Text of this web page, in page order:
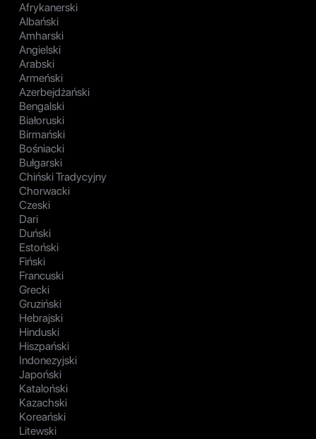
Afrykanerski
Albański
Amharski
Angielski
Arabski
Armeński
Azerbejdżański
Bengalski
Białoruski
Birmański
Bośniacki
Bułgarski
Chiński Tradycyjny
Chorwacki
Czeski
Dari
Duński
Estoński
Fiński
Francuski
Grecki
Gruziński
Hebrajski
Hinduski
Hiszpański
Indonezyjski
Japoński
Kataloński
Kazachski
Koreański
Litewski